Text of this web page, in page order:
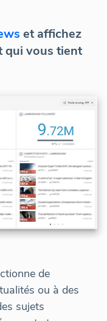
et affichez
qui vous tient
de
ou à des
sujets